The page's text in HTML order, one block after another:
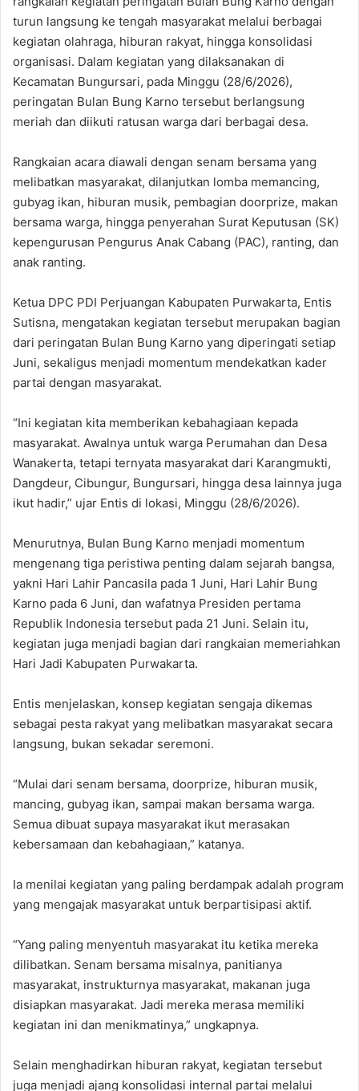
turun langsung ke tengah masyarakat melalui berbagai
kegiatan olahraga, hiburan rakyat, hingga konsolidasi
organisasi. Dalam kegiatan yang dilaksanakan di
Kecamatan Bungursari, pada Minggu (28/6/2026),
peringatan Bulan Bung Karno tersebut berlangsung
meriah dan diikuti ratusan warga dari berbagai desa.
‎Rangkaian acara diawali dengan senam bersama yang
melibatkan masyarakat, dilanjutkan lomba memancing,
gubyag ikan, hiburan musik, pembagian doorprize, makan
bersama warga, hingga penyerahan Surat Keputusan (SK)
kepengurusan Pengurus Anak Cabang (PAC), ranting, dan
anak ranting.
‎Ketua DPC PDI Perjuangan Kabupaten Purwakarta, Entis
Sutisna, mengatakan kegiatan tersebut merupakan bagian
dari peringatan Bulan Bung Karno yang diperingati setiap
Juni, sekaligus menjadi momentum mendekatkan kader
partai dengan masyarakat.
‎“Ini kegiatan kita memberikan kebahagiaan kepada
masyarakat. Awalnya untuk warga Perumahan dan Desa
Wanakerta, tetapi ternyata masyarakat dari Karangmukti,
Dangdeur, Cibungur, Bungursari, hingga desa lainnya juga
ikut hadir,” ujar Entis di lokasi, Minggu (28/6/2026).
‎Menurutnya, Bulan Bung Karno menjadi momentum
mengenang tiga peristiwa penting dalam sejarah bangsa,
yakni Hari Lahir Pancasila pada 1 Juni, Hari Lahir Bung
Karno pada 6 Juni, dan wafatnya Presiden pertama
Republik Indonesia tersebut pada 21 Juni. Selain itu,
kegiatan juga menjadi bagian dari rangkaian memeriahkan
Hari Jadi Kabupaten Purwakarta.
‎Entis menjelaskan, konsep kegiatan sengaja dikemas
sebagai pesta rakyat yang melibatkan masyarakat secara
langsung, bukan sekadar seremoni.
‎“Mulai dari senam bersama, doorprize, hiburan musik,
mancing, gubyag ikan, sampai makan bersama warga.
Semua dibuat supaya masyarakat ikut merasakan
kebersamaan dan kebahagiaan,” katanya.
‎Ia menilai kegiatan yang paling berdampak adalah program
yang mengajak masyarakat untuk berpartisipasi aktif.
‎“Yang paling menyentuh masyarakat itu ketika mereka
dilibatkan. Senam bersama misalnya, panitianya
masyarakat, instrukturnya masyarakat, makanan juga
disiapkan masyarakat. Jadi mereka merasa memiliki
kegiatan ini dan menikmatinya,” ungkapnya.
‎Selain menghadirkan hiburan rakyat, kegiatan tersebut
juga menjadi ajang konsolidasi internal partai melalui